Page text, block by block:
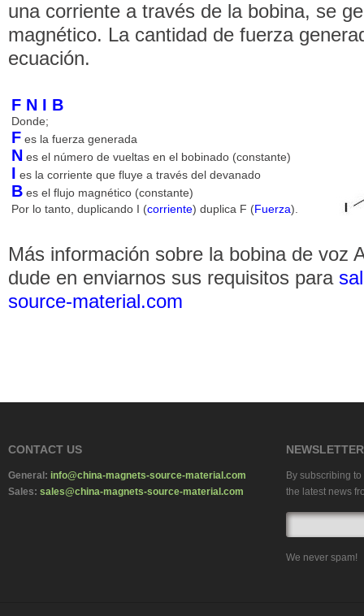
una corriente a través de la bobina, se
magnético. La cantidad de fuerza
ecuación.
F N I B
Donde;
F es la fuerza generada
N es el número de vueltas en el bobinado (constante)
I es la corriente que fluye a través del devanado
B es el flujo magnético (constante)
Por lo tanto, duplicando I (corriente) duplica F (Fuerza).
Más información sobre la bobina de voz
dude en enviarnos sus requisitos para
source-material.com
CONTACT US
General: info@china-magnets-source-material.com
Sales: sales@china-magnets-source-material.com
By subscribing
the latest news
We never spam!